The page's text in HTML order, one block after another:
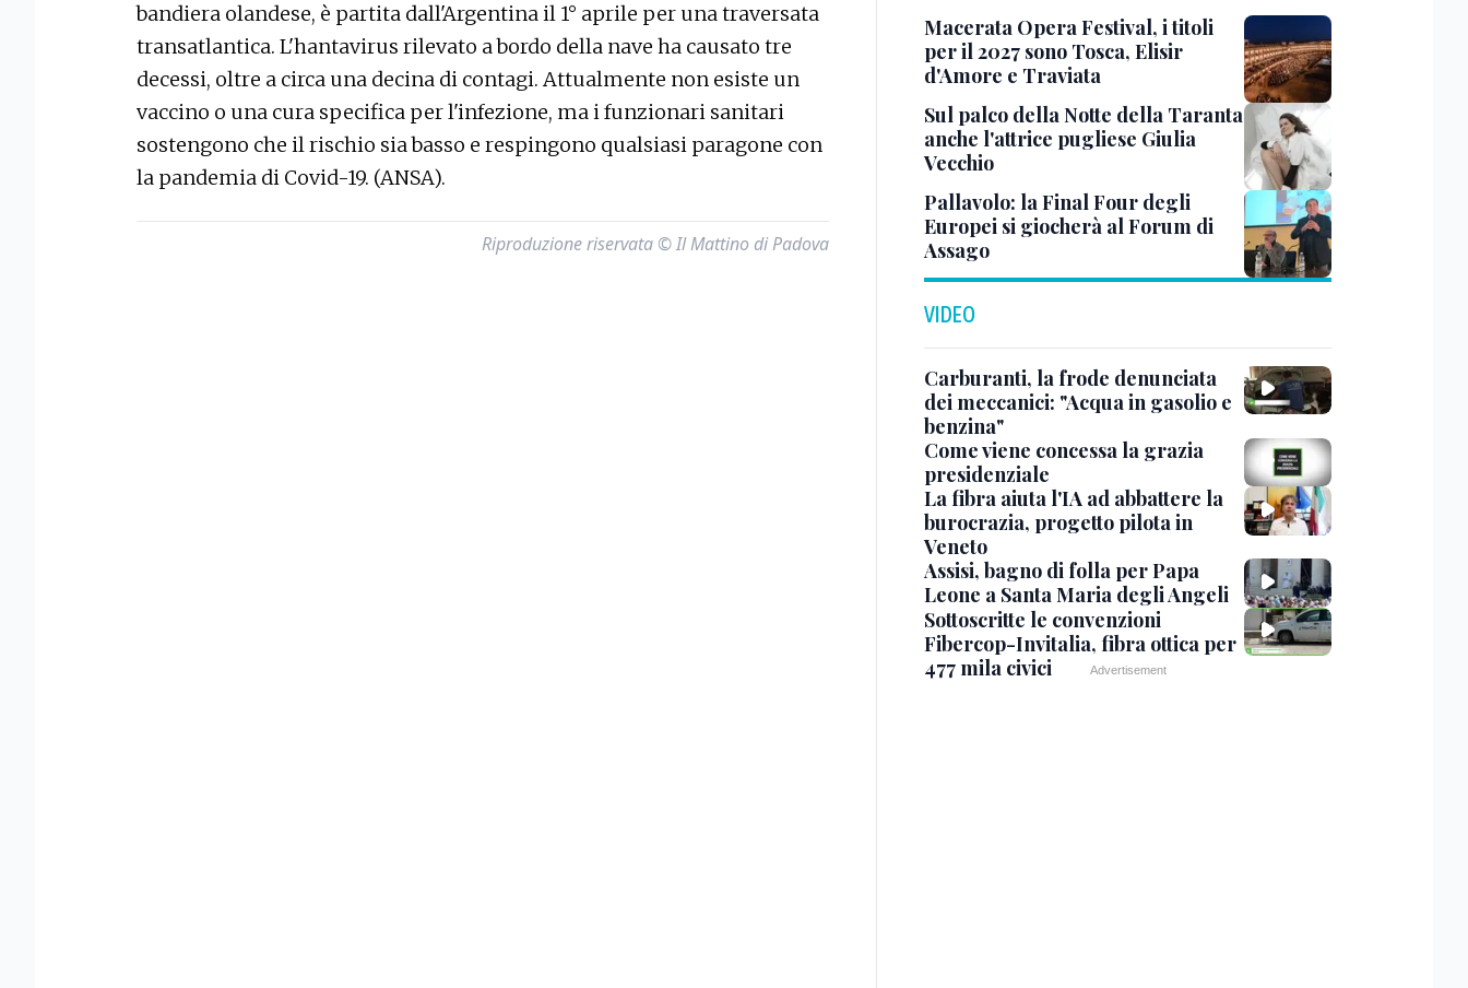
bandiera olandese, è partita dall'Argentina il 1° aprile per una traversata
transatlantica. L'hantavirus rilevato a bordo della nave ha causato tre
decessi, oltre a circa una decina di contagi. Attualmente non esiste un
vaccino o una cura specifica per l'infezione, ma i funzionari sanitari
sostengono che il rischio sia basso e respingono qualsiasi paragone con
la pandemia di Covid-19. (ANSA).
Riproduzione riservata © Il Mattino di Padova
Macerata Opera Festival, i titoli
per il 2027 sono Tosca, Elisir
d'Amore e Traviata
Sul palco della Notte della Taranta
anche l'attrice pugliese Giulia
Vecchio
Pallavolo: la Final Four degli
Europei si giocherà al Forum di
Assago
VIDEO
Carburanti, la frode denunciata
dei meccanici: "Acqua in gasolio e
benzina"
Come viene concessa la grazia
presidenziale
La fibra aiuta l'IA ad abbattere la
burocrazia, progetto pilota in
Veneto
Assisi, bagno di folla per Papa
Leone a Santa Maria degli Angeli
Sottoscritte le convenzioni
Fibercop-Invitalia, fibra ottica per
477 mila civici